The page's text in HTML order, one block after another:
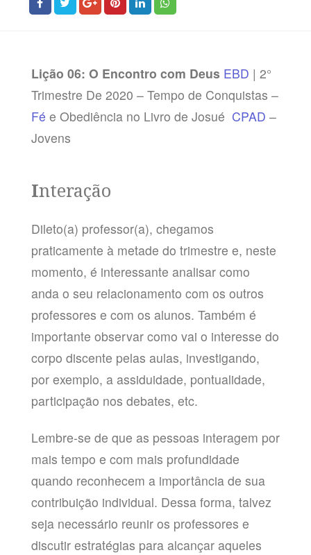
Lição 06: O Encontro com Deus EBD | 2°
Trimestre De 2020 – Tempo de Conquistas –
Fé e Obediência no Livro de Josué CPAD –
Jovens
Interação
Dileto(a) professor(a), chegamos
praticamente à metade do trimestre e, neste
momento, é interessante analisar como
anda o seu relacionamento com os outros
professores e com os alunos. Também é
importante observar como vai o interesse do
corpo discente pelas aulas, investigando,
por exemplo, a assiduidade, pontualidade,
participação nos debates, etc.
Lembre-se de que as pessoas interagem por
mais tempo e com mais profundidade
quando reconhecem a importância de sua
contribuição individual. Dessa forma, talvez
seja necessário reunir os professores e
discutir estratégias para alcançar aqueles